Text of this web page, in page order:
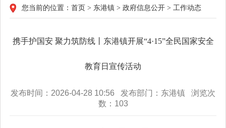
您当前的位置： 首页 > 东港镇 > 政府信息公开 > 工作动态
携手护国安 聚力筑防线丨东港镇开展“4·15”全民国家安全
教育日宣传活动
发布时间：2026-04-28 10:56 发布部门：东港镇 浏览次
数： 103